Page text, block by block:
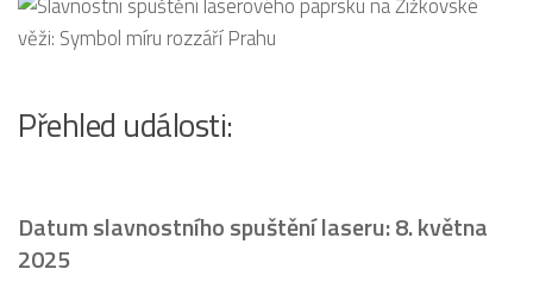
Přehled události:
Datum slavnostního spuštění laseru: 8. května
2025